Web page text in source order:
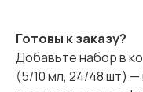
Готовы к заказу?
Добавьте набор в
(5/10 мл, 24/48 шт)